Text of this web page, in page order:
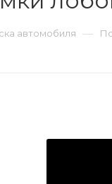
автомобиля —